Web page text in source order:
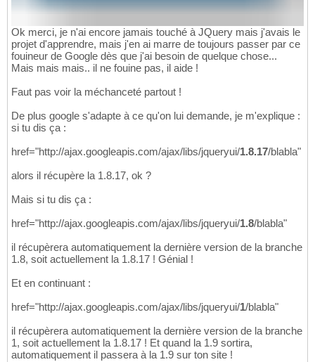
Ok merci, je n'ai encore jamais touché à JQuery mais j'avais le
projet d'apprendre, mais j'en ai marre de toujours passer par ce
fouineur de Google dès que j'ai besoin de quelque chose...
Mais mais mais.. il ne fouine pas, il aide !
Faut pas voir la méchanceté partout !
De plus google s'adapte à ce qu'on lui demande, je m'explique :
si tu dis ça :
href="http://ajax.googleapis.com/ajax/libs/jqueryui/1.8.17/blabla"
alors il récupère la 1.8.17, ok ?
Mais si tu dis ça :
href="http://ajax.googleapis.com/ajax/libs/jqueryui/1.8/blabla"
il récupèrera automatiquement la dernière version de la branche
1.8, soit actuellement la 1.8.17 ! Génial !
Et en continuant :
href="http://ajax.googleapis.com/ajax/libs/jqueryui/1/blabla"
il récupèrera automatiquement la dernière version de la branche
1, soit actuellement la 1.8.17 ! Et quand la 1.9 sortira,
automatiquement il passera à la 1.9 sur ton site !